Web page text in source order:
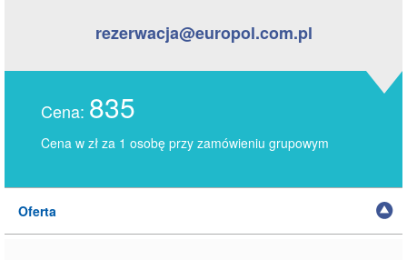
rezerwacja@europol.com.pl
Cena: 835
Cena w zł za 1 osobę przy zamówieniu grupowym
Oferta